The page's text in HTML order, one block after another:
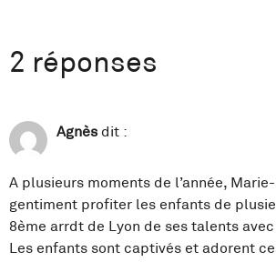
2 réponses
Agnès dit :
A plusieurs moments de l’année,
gentiment profiter les enfants de
8ème arrdt de Lyon de ses talents
Les enfants sont captivés et adorent